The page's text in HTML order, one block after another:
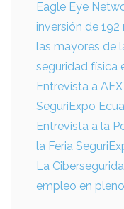
Eagle Eye
inversión de
las mayores de
seguridad física
Entrevista a
SeguriExpo
Entrevista a la
la Feria
La
empleo en